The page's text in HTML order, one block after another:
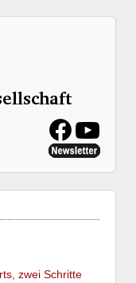
zwei Schritte